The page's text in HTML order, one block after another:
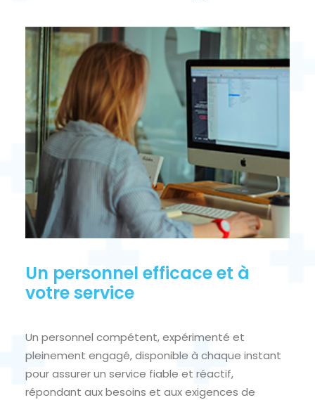
Un personnel efficace et à
votre service
Un personnel compétent, expérimenté et
pleinement engagé, disponible à chaque instant
pour assurer un service fiable et réactif,
répondant aux besoins et aux exigences de